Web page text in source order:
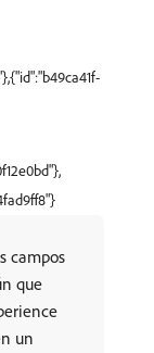
campos
que
un